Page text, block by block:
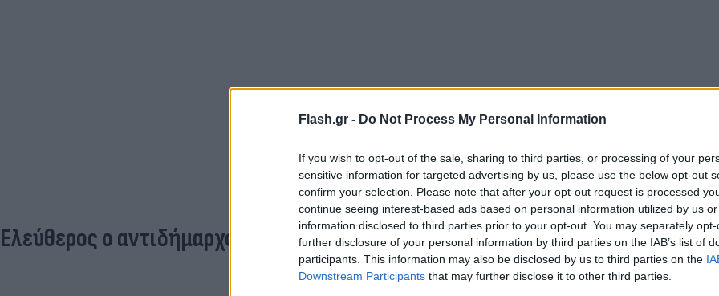
Flash.gr - Do Not Process My Personal Information
If you wish to opt-out of the sale, sharing to third parties, or processing of your
sensitive information for targeted advertising by us, please use the below opt-out
confirm your selection. Please note that after your opt-out request is processed
continue seeing interest-based ads based on personal information utilized by us
information disclosed to third parties prior to your opt-out. You may separately
further disclosure of your personal information by third parties on the IAB’s list of
participants. This information may also be disclosed by us to third parties on the
Downstream Participants that may further disclose it to other third parties.
Ελεύθερος ο αντιδήμαρχος που κατηγορείται για τον βασανισμό του ζώου